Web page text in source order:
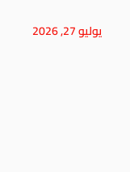
يوليو 27, 2026